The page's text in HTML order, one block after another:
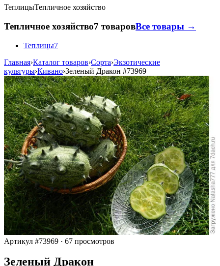
ТеплицыТепличное хозяйство
Тепличное хозяйство7 товаровВсе товары →
Теплицы7
Главная›Каталог товаров›Сорта›Экзотические
культуры›Кивано›Зеленый Дракон #73969
Артикул #73969 · 67 просмотров
Зеленый Дракон